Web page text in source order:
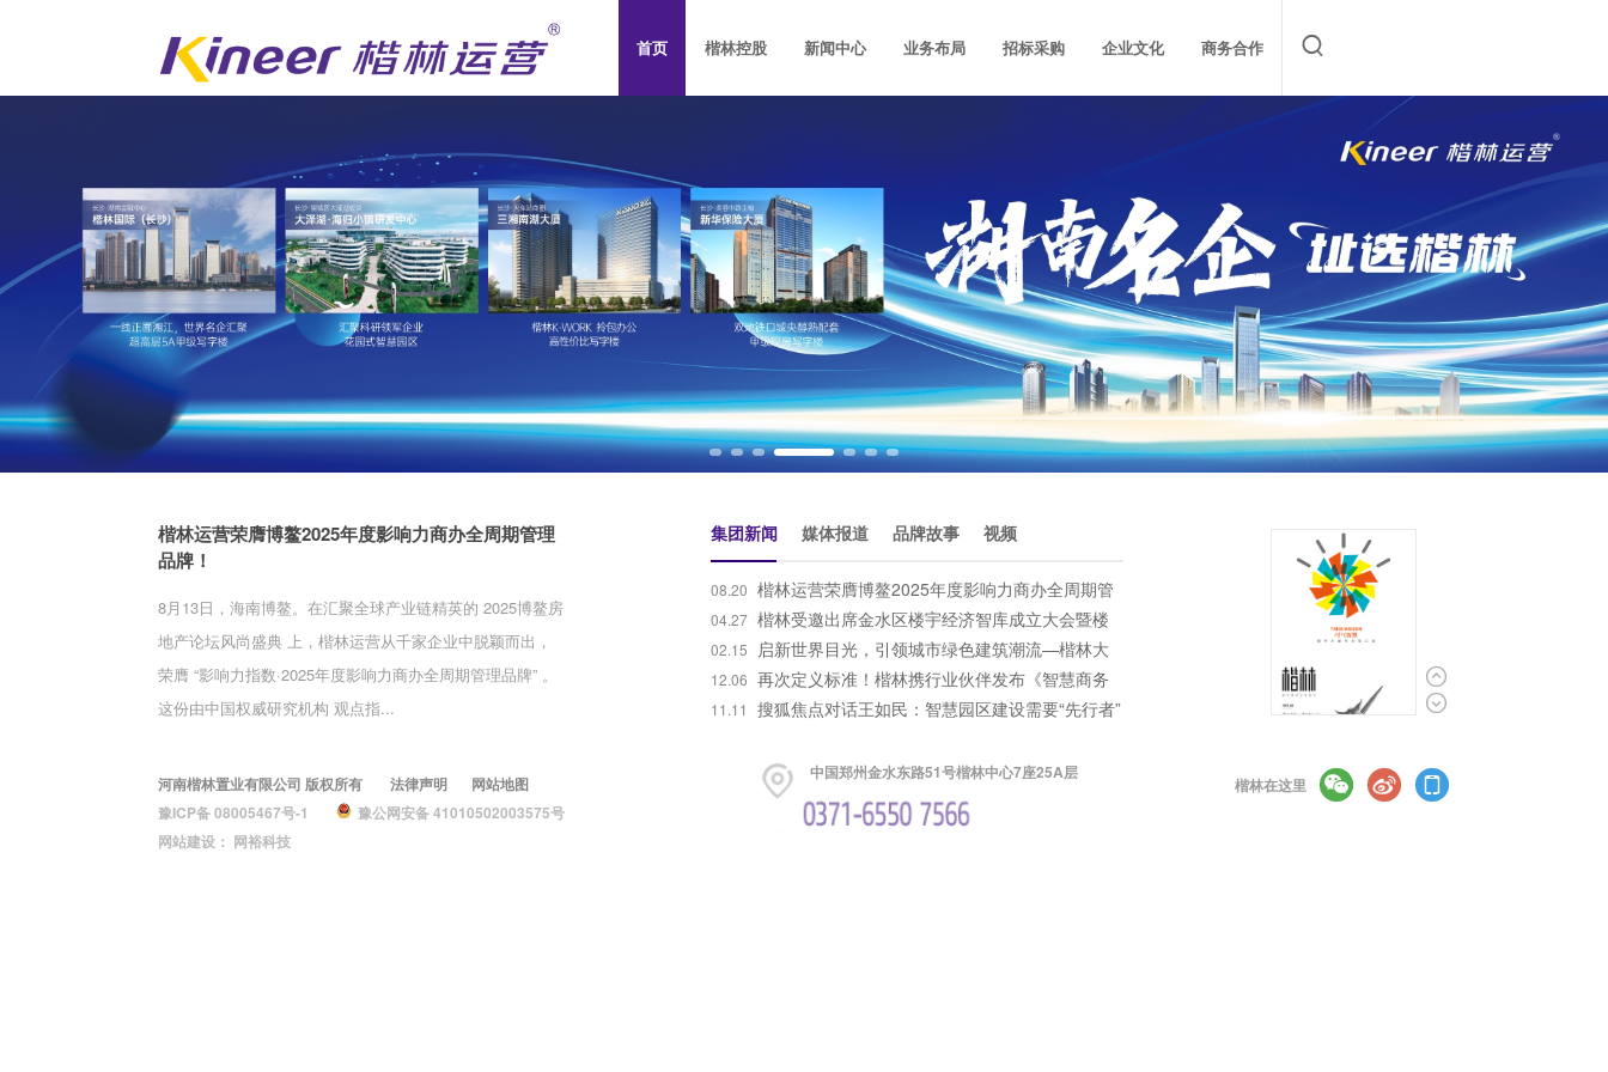
首页 楷林控股 新闻中心 业务布局 招标采购 企业文化 商务合作 
控股简介 楷林品牌 社会责任
控股新闻 楷林杂志 楷林市场研究报告
写字楼开发 写字楼运营 楷林研究院 O⁺事业部
阳光合约 招标预告 中标公告
楷林人公约2.0 双基金 阳光合约
楷林置业 楷林商务服务集团 O+事业部
楷林运营荣膺博鳌2025年度影响力商办全周期管理
品牌！
8月13日，海南博鳌。在汇聚全球产业链精英的 ‌2025博鳌房
地产论坛风尚盛典‌ 上，楷林运营从千家企业中脱颖而出，
荣膺 ‌“影响力指数·2025年度影响力商办全周期管理品牌”‌ 。
这份由中国权威研究机构 ‌观点指...
集团新闻 媒体报道 品牌故事 视频
08.20 楷林运营荣膺博鳌2025年度影响力商办全周期管
理品牌！
04.27 楷林受邀出席金水区楼宇经济智库成立大会暨楼
宇经济高质量发展讲座
02.15
启新世界目光，引领城市绿色建筑潮流—楷林大
厦荣获LEED金级认证
12.06 再次定义标准！楷林携行业伙伴发布《智慧商务
园区技术白皮书2022》
11.11 搜狐焦点对话王如民：智慧园区建设需要“先行者”


河南楷林置业有限公司 版权所有 法律声明
网站地图
豫ICP备 08005467号-1
豫公网安备 41010502003575号
网站建设： 网裕科技
中国郑州金水东路51号楷林中心7座25A层
楷林在这里   